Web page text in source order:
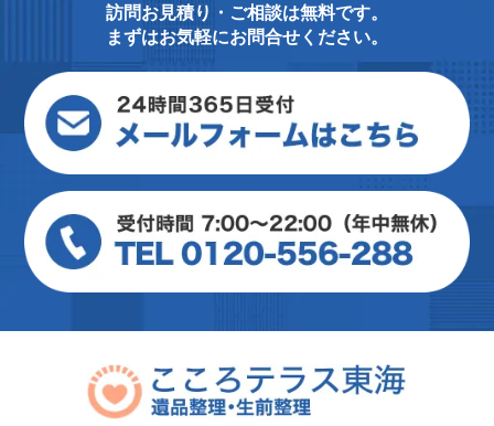
訪問お見積り・ご相談は無料です。
まずはお気軽にお問合せください。